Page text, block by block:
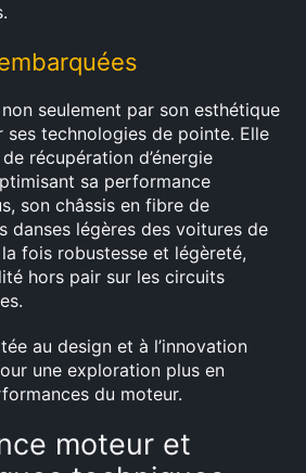
seulement par son esthétique
ses technologies de pointe. Elle
récupération d’énergie
sa performance
son châssis en fibre de
danses légères des voitures de
la fois robustesse et légèreté,
hors pair sur les circuits
au design et à l’innovation
une exploration plus en
du moteur.
moteur et